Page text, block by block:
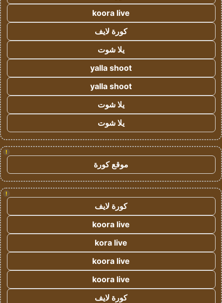
koora live
كورة لايف
يلا شوت
yalla shoot
yalla shoot
يلا شوت
يلا شوت
!
موقع كورة
!
كورة لايف
koora live
kora live
koora live
koora live
كورة لايف